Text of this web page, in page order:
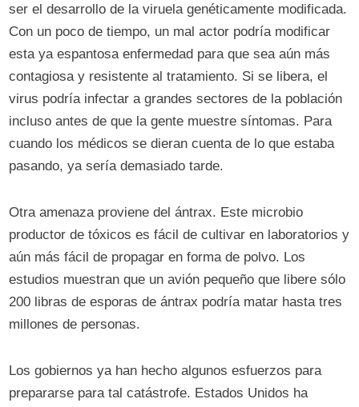
ser el desarrollo de la viruela genéticamente modificada.
Con un poco de tiempo, un mal actor podría modificar
esta ya espantosa enfermedad para que sea aún más
contagiosa y resistente al tratamiento. Si se libera, el
virus podría infectar a grandes sectores de la población
incluso antes de que la gente muestre síntomas. Para
cuando los médicos se dieran cuenta de lo que estaba
pasando, ya sería demasiado tarde.
Otra amenaza proviene del ántrax. Este microbio
productor de tóxicos es fácil de cultivar en laboratorios y
aún más fácil de propagar en forma de polvo. Los
estudios muestran que un avión pequeño que libere sólo
200 libras de esporas de ántrax podría matar hasta tres
millones de personas.
Los gobiernos ya han hecho algunos esfuerzos para
prepararse para tal catástrofe. Estados Unidos ha